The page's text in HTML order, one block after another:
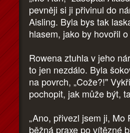
pevněji si ji přivinul do
Aisling. Byla bys tak
hlasem, jako by hovořil
Rowena ztuhla v jeho
to jen nezdálo. Byla
na povrch, „Cože?!"
pochopit, jak může být,
„Ano, přivezl jsem ji,
běžná praxe po vítězné